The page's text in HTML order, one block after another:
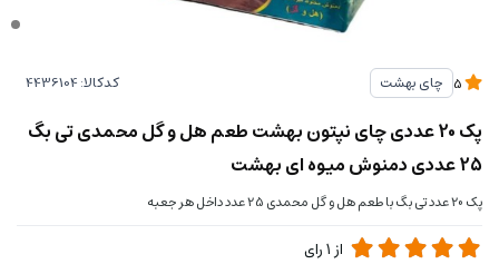
چای بهشت کدکالا:
پک 20 عددی چای نپتون بهشت طعم هل و گل محمدی تی بگ
25 عددی دمنوش میوه ای بهشت
پک 20 عدد تی بگ با طعم هل و گل محمدی 25 عدد داخل هر جعبه
از 1رای